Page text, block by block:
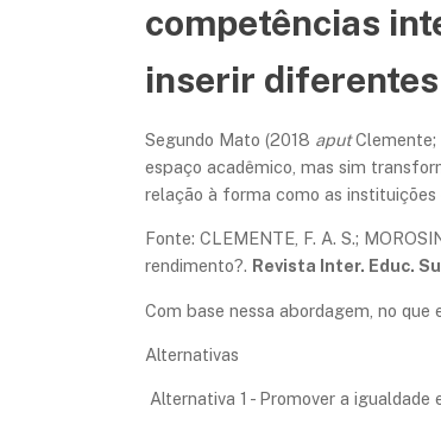
competências
inserir
Segundo Mato (2018 aputClemente;
espaço acadêmico, mas sim
relação à forma como as
Fonte: CLEMENTE, F. A. S.;
rendimento?. Revista Inter. Educ.
Com base nessa abordagem, no
Alternativas
Alternativa 1 - Promover a